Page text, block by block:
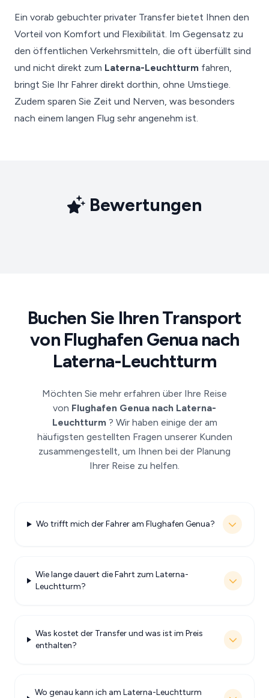
Ein vorab gebuchter privater Transfer bietet Ihnen den
Vorteil von Komfort und Flexibilität. Im Gegensatz zu
den öffentlichen Verkehrsmitteln, die oft überfüllt sind
und nicht direkt zum Laterna-Leuchtturm fahren,
bringt Sie Ihr Fahrer direkt dorthin, ohne Umstiege.
Zudem sparen Sie Zeit und Nerven, was besonders
nach einem langen Flug sehr angenehm ist.
Bewertungen
Buchen Sie Ihren Transport
von Flughafen Genua nach
Laterna-Leuchtturm
Möchten Sie mehr erfahren über Ihre Reise
von Flughafen Genua nach Laterna-
Leuchtturm ? Wir haben einige der am
häufigsten gestellten Fragen unserer Kunden
zusammengestellt, um Ihnen bei der Planung
Ihrer Reise zu helfen.
Wo trifft mich der Fahrer am Flughafen Genua?
Wie lange dauert die Fahrt zum Laterna-
Leuchtturm?
Was kostet der Transfer und was ist im Preis
enthalten?
Wo genau kann ich am Laterna-Leuchtturm